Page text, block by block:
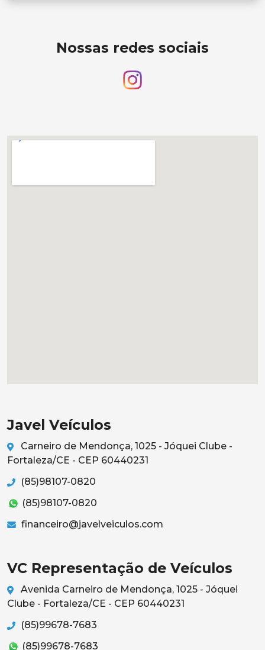
Nossas redes sociais
Javel Veículos
Carneiro de Mendonça, 1025 - Jóquei Clube -
Fortaleza/CE - CEP 60440231
(85)98107-0820
(85)98107-0820
financeiro@javelveiculos.com
VC Representação de Veículos
Avenida Carneiro de Mendonça, 1025 - Jóquei
Clube - Fortaleza/CE - CEP 60440231
(85)99678-7683
(85)99678-7683